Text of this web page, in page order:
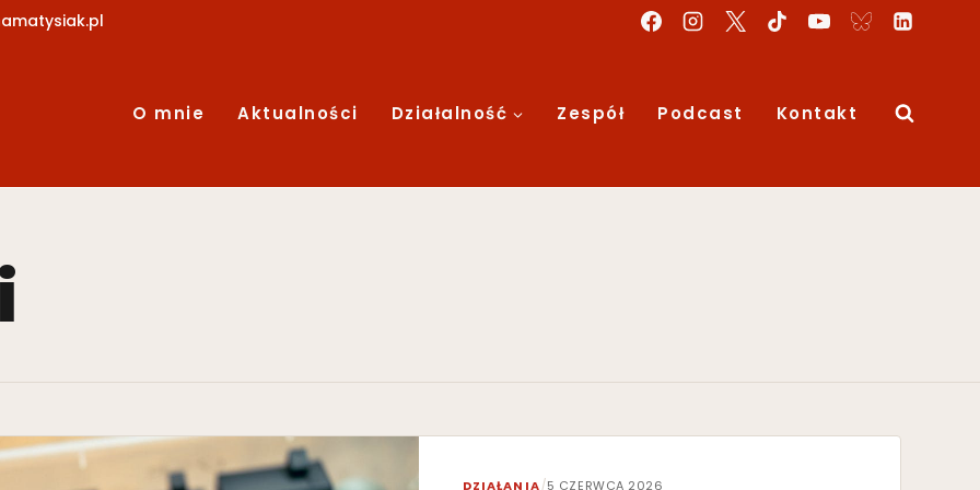
O mnie Aktualności Działalność Zespół Podcast Kontakt
DZIAŁANIA/5 CZERWCA 2026